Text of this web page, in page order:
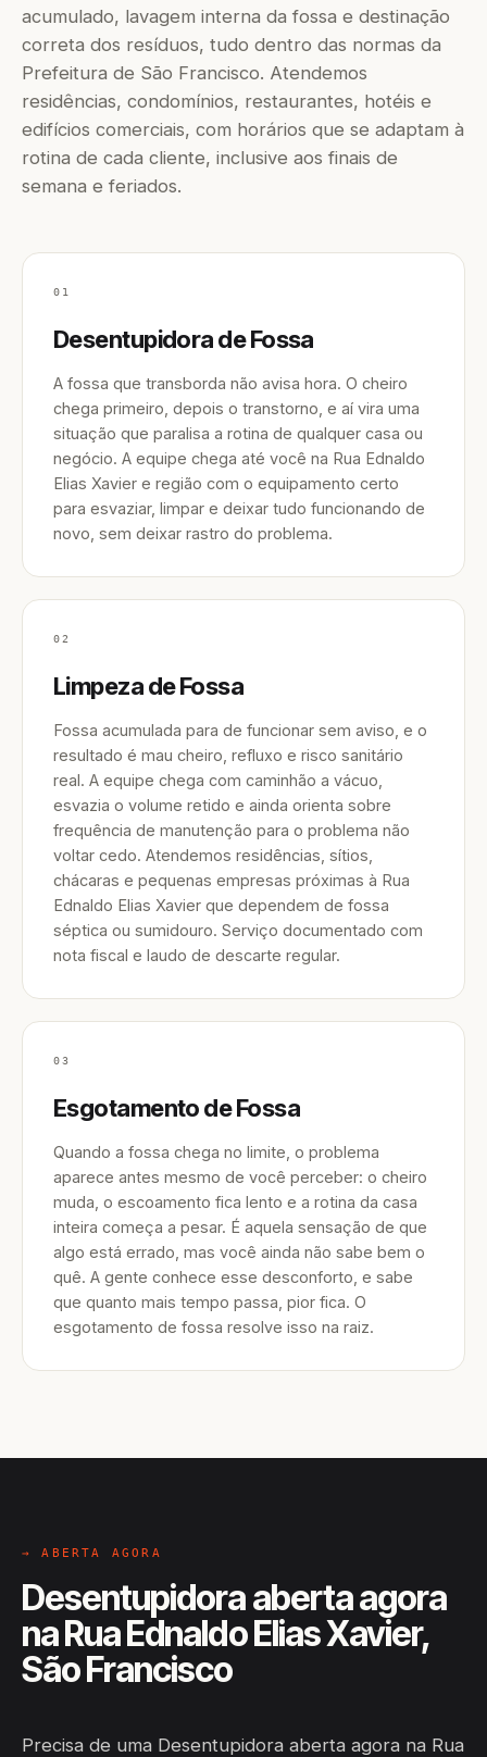
acumulado, lavagem interna da fossa e destinação
correta dos resíduos, tudo dentro das normas da
Prefeitura de São Francisco. Atendemos
residências, condomínios, restaurantes, hotéis e
edifícios comerciais, com horários que se adaptam à
rotina de cada cliente, inclusive aos finais de
semana e feriados.
01
Desentupidora de Fossa
A fossa que transborda não avisa hora. O cheiro
chega primeiro, depois o transtorno, e aí vira uma
situação que paralisa a rotina de qualquer casa ou
negócio. A equipe chega até você na Rua Ednaldo
Elias Xavier e região com o equipamento certo
para esvaziar, limpar e deixar tudo funcionando de
novo, sem deixar rastro do problema.
02
Limpeza de Fossa
Fossa acumulada para de funcionar sem aviso, e o
resultado é mau cheiro, refluxo e risco sanitário
real. A equipe chega com caminhão a vácuo,
esvazia o volume retido e ainda orienta sobre
frequência de manutenção para o problema não
voltar cedo. Atendemos residências, sítios,
chácaras e pequenas empresas próximas à Rua
Ednaldo Elias Xavier que dependem de fossa
séptica ou sumidouro. Serviço documentado com
nota fiscal e laudo de descarte regular.
03
Esgotamento de Fossa
Quando a fossa chega no limite, o problema
aparece antes mesmo de você perceber: o cheiro
muda, o escoamento fica lento e a rotina da casa
inteira começa a pesar. É aquela sensação de que
algo está errado, mas você ainda não sabe bem o
quê. A gente conhece esse desconforto, e sabe
que quanto mais tempo passa, pior fica. O
esgotamento de fossa resolve isso na raiz.
→ ABERTA AGORA
Desentupidora aberta agora
na Rua Ednaldo Elias Xavier,
São Francisco
Precisa de uma Desentupidora aberta agora na Rua